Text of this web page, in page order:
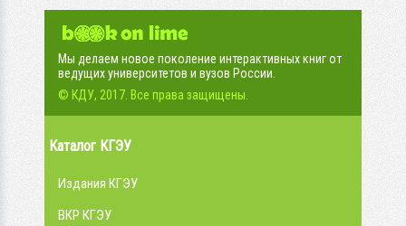
Мы делаем новое поколение интерактивных книг от
ведущих университетов и вузов России.
© КДУ, 2017. Все права защищены.
Каталог КГЭУ
Издания КГЭУ
ВКР КГЭУ